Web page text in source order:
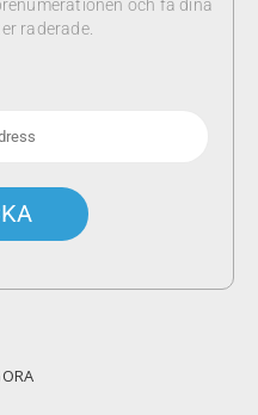
och få dina
raderade.